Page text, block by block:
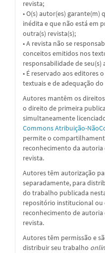
revista;
• O(s) autor(es)
inédita e que não está em
outra(s) revista(s);
• A revista não se
conceitos emitidos nos
responsabilidade de seu(s)
• É reservado aos editores
textuais e de adequação
Autores mantêm os
o direito de primeira
simultaneamente
Commons Atribuição-
permite o
reconhecimento da autoria
revista.
Autores têm autorização
separadamente, para
do trabalho publicada
repositório institucional
reconhecimento de autoria
revista.
Autores têm permissão e
distribuir seu trabalho